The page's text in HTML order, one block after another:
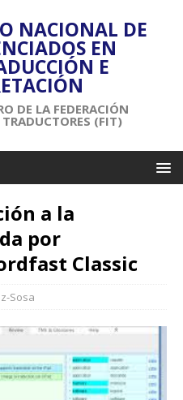
NACIONAL DE
EN
E
DE LA FEDERACIÓN
(FIT)
a la
por
Classic
Sosa